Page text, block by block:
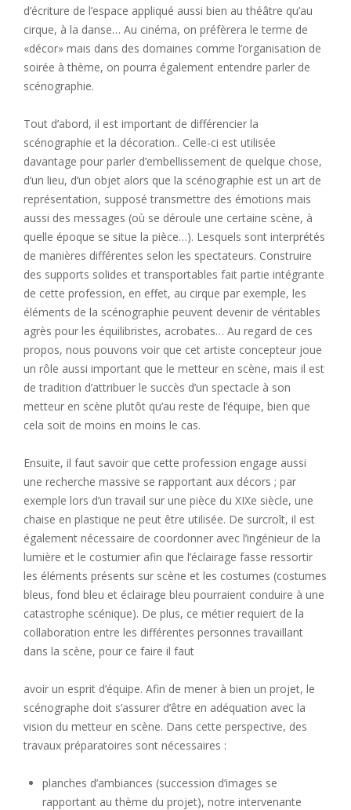
d’écriture de l’espace appliqué aussi bien au théâtre qu’au
cirque, à la danse… Au cinéma, on préfèrera le terme de
«décor» mais dans des domaines comme l’organisation de
soirée à thème, on pourra également entendre parler de
scénographie.
Tout d’abord, il est important de différencier la
scénographie et la décoration.. Celle-ci est utilisée
davantage pour parler d’embellissement de quelque chose,
d’un lieu, d’un objet alors que la scénographie est un art de
représentation, supposé transmettre des émotions mais
aussi des messages (où se déroule une certaine scène, à
quelle époque se situe la pièce…). Lesquels sont interprétés
de manières différentes selon les spectateurs. Construire
des supports solides et transportables fait partie intégrante
de cette profession, en effet, au cirque par exemple, les
éléments de la scénographie peuvent devenir de véritables
agrès pour les équilibristes, acrobates… Au regard de ces
propos, nous pouvons voir que cet artiste concepteur joue
un rôle aussi important que le metteur en scène, mais il est
de tradition d’attribuer le succès d’un spectacle à son
metteur en scène plutôt qu’au reste de l’équipe, bien que
cela soit de moins en moins le cas.
Ensuite, il faut savoir que cette profession engage aussi
une recherche massive se rapportant aux décors ; par
exemple lors d’un travail sur une pièce du XIXe siècle, une
chaise en plastique ne peut être utilisée. De surcroît, il est
également nécessaire de coordonner avec l’ingénieur de la
lumière et le costumier afin que l’éclairage fasse ressortir
les éléments présents sur scène et les costumes (costumes
bleus, fond bleu et éclairage bleu pourraient conduire à une
catastrophe scénique). De plus, ce métier requiert de la
collaboration entre les différentes personnes travaillant
dans la scène, pour ce faire il faut
avoir un esprit d’équipe. Afin de mener à bien un projet, le
scénographe doit s’assurer d’être en adéquation avec la
vision du metteur en scène. Dans cette perspective, des
travaux préparatoires sont nécessaires :
planches d’ambiances (succession d’images se
rapportant au thème du projet), notre intervenante